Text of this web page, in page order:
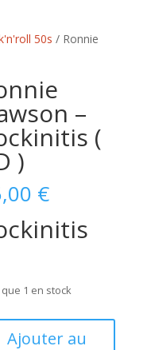
50s / Ronnie
–
(
)
€
que 1 en stock
Ajouter au